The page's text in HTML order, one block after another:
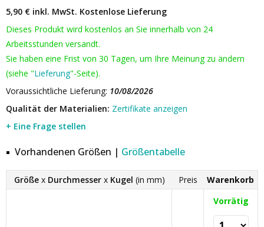
5,90 € inkl. MwSt. Kostenlose Lieferung
Dieses Produkt wird kostenlos an Sie innerhalb von 24
Arbeitsstunden versandt.
Sie haben eine Frist von 30 Tagen, um Ihre Meinung zu ändern
(siehe "Lieferung"-Seite).
Voraussichtliche Lieferung: 10/08/2026
Qualität der Materialien: Zertifikate anzeigen
+ Eine Frage stellen
Vorhandenen Größen | Größentabelle
Größe x Durchmesser x Kugel (in mm) Preis Warenkorb
Vorrätig